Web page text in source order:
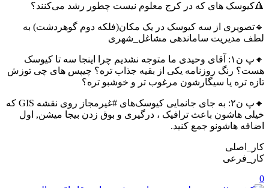
🔺کیوسک های که در کرج معلوم نیست چطور رشد می‌کنند؟
🔹تصویری از سه کیوسک در یک مکان(فلکه دوم گوهردشت) به
لطف مدیریت ساماندهی مشاغل_شهری
🔸پ ن۱: آقای وحیدی ما متوجه نشدیم چرا اینجا سه تا کیوسک
هست؟ رنگ روزنامه یکی از بقیه جذاب تره؟ چیپس های چی توزش
تازه تره یا سیگارشون مرغوب تر و خوشبو تره؟
🔸پ ن۲: به جای جانمایی کیوسک‌های #غیرمجاز روی نقشه GIS که
خیلی هاشون باعث ترافیک ، درگیری و بوق زدن بیجا میشن, اول
اضافه هاشونو جمع کنید.
کار_اصلی
کار_فرعی
0